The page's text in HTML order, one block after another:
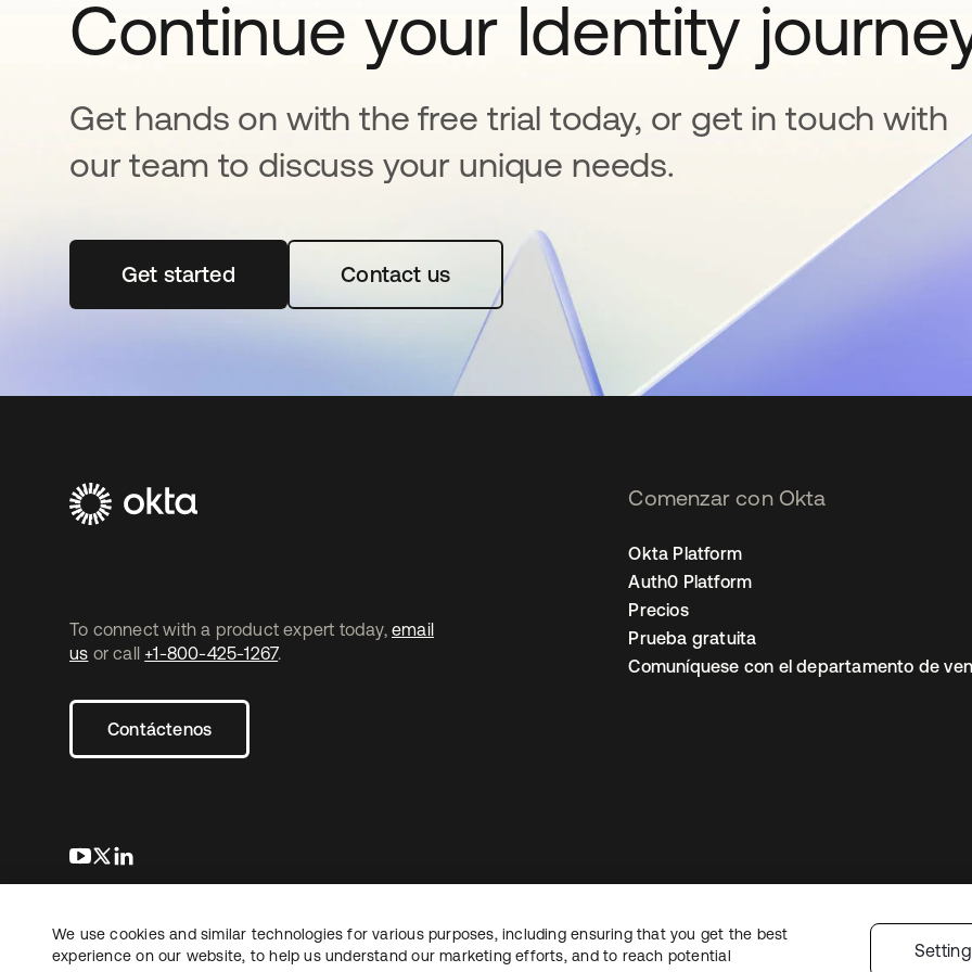
Continue your Identity
Get hands on with the free trial today, or get in touch with
our team to discuss your unique needs.
Get startedse abre en una pestaña nueva
Contact us
To connect with a product expert today, email
us or call +1-800-425-1267.
Contáctenos
se abre en una pestaña nueva
se abre en una pestaña nueva
Comenzar con Okta
Okta Platform
Auth0 Platform
Precios
Prueba gratuita
Comuníquese con el departamento de
Información legalPolítica de privacidadTérminos del sitio Seguridad
Sus opciones de privacidad
Copyright © 2026 Okta. Todos los derechos
reservados.
We use cookies and similar technologies for various purposes, including ensuring that you get the best
experience on our website, to help us understand our marketing efforts, and to reach potential